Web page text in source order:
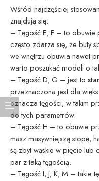
Wśród najczęściej
znajdują się:
– Tęgość E, F – to obuwie
często zdarza się, że buty
we wnętrzu obuwia nawet
warto poszukać modeli o
– Tęgość D, G – jest to
przeznaczona jest dla
oznacza tęgości, w takim
do tych parametrów.
– Tęgość H – to obuwie
masz masywniejszą stopę,
są zbyt wąskie w pięcie
par z taką tęgością.
– Tęgość I, J, K, M – takie